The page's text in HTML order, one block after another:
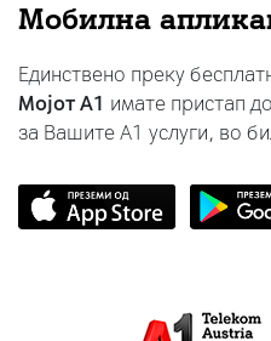
Мобилна
Единствено преку
Мојот A1 имате пристап
за Вашите A1 услуги, во